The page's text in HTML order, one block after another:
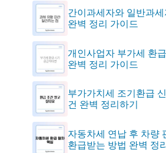
간이과세자와 일반과
완벽 정리 가이드
개인사업자 부가세 환
완벽 정리 가이드
부가가치세 조기환급
건 완벽 정리하기
자동차세 연납 후 차량
환급받는 방법 완벽 정